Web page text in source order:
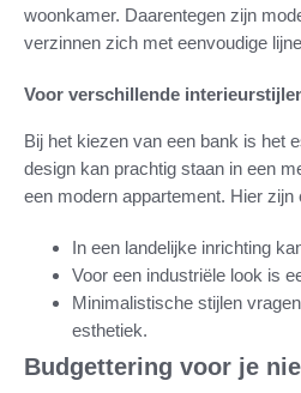
woonkamer. Daarentegen zijn
verzinnen zich met eenvoudige
Voor verschillende
Bij het kiezen van een bank is het
design kan prachtig staan in een
een modern appartement. Hier zijn
In een landelijke inrichting
Voor een industriële look is
Minimalistische stijlen
esthetiek.
Budgettering voor je